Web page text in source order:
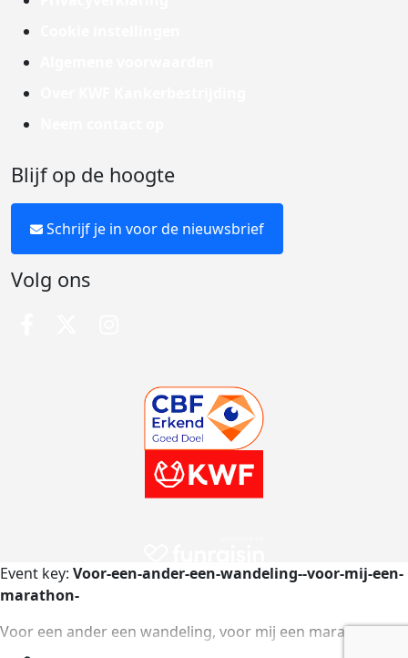
Blijf op de hoogte
Schrijf je in voor de nieuwsbrief
Volg ons
Event key: Voor-een-ander-een-wandeling--voor-mij-een-
marathon-
Voor een ander een wandeling, voor mij een marathon.